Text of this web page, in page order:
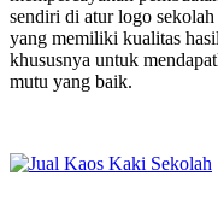
sendiri di atur logo
yang memiliki kualitas
khususnya untuk
mutu yang baik.